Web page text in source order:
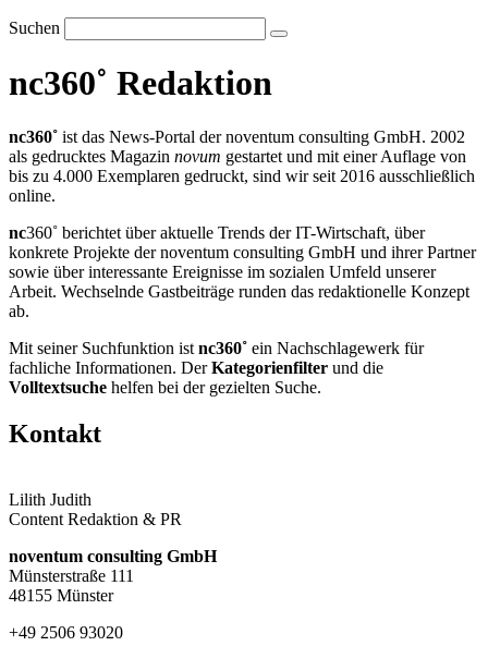
Suchen
nc360˚ Redaktion
nc360˚ ist das News-Portal der noventum consulting GmbH. 2002
als gedrucktes Magazin novum gestartet und mit einer Auflage von
bis zu 4.000 Exemplaren gedruckt, sind wir seit 2016 ausschließlich
online.
nc360˚ berichtet über aktuelle Trends der IT-Wirtschaft, über
konkrete Projekte der noventum consulting GmbH und ihrer Partner
sowie über interessante Ereignisse im sozialen Umfeld unserer
Arbeit. Wechselnde Gastbeiträge runden das redaktionelle Konzept
ab.
Mit seiner Suchfunktion ist nc360˚ ein Nachschlagewerk für
fachliche Informationen. DerKategorienfilter und die
Volltextsuche helfen bei der gezielten Suche.
Kontakt
Lilith Judith
Content Redaktion & PR
noventum consulting GmbH
Münsterstraße 111
48155 Münster
+49 2506 93020